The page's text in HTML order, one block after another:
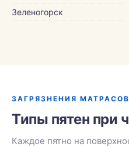
Зеленогорск
ЗАГРЯЗНЕНИЯ МАТРАСОВ
Типы пятен при
Каждое пятно на